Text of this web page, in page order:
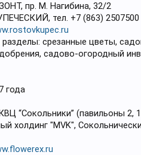
пр. М. Нагибина, 32/2
тел. +7 (863) 2507500
срезанные цветы,
садово-огородный
года
“Сокольники” (павильоны 2,
холдинг "MVK",